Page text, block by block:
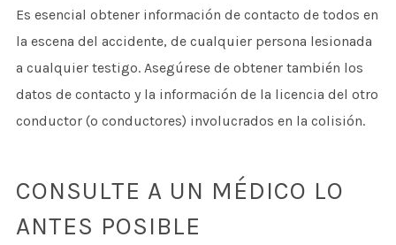
Es esencial obtener información de contacto de todos en
la escena del accidente, de cualquier persona lesionada
a cualquier testigo. Asegúrese de obtener también los
datos de contacto y la información de la licencia del otro
conductor (o conductores) involucrados en la colisión.
CONSULTE A UN MÉDICO LO
ANTES POSIBLE